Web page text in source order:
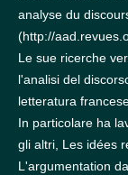
analyse du
(http://
Le sue ricerche
l'analisi del
letteratura
In particolare ha
gli altri, Les idées
L'argumentation